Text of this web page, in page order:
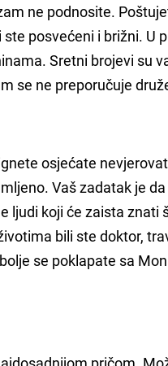
ne podnosite.
posvećeni i brižni. U
Sretni brojevi su
se ne preporučuje
osjećate
Vaš zadatak je
ljudi koji će zaista znati
bili ste doktor,
se poklapate sa